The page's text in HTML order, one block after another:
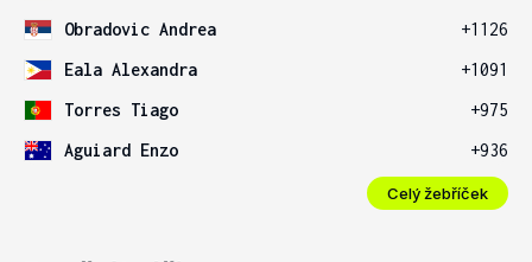
Obradovic Andrea
+1126
Eala Alexandra
+1091
Torres Tiago
+975
Aguiard Enzo
+936
Celý žebříček